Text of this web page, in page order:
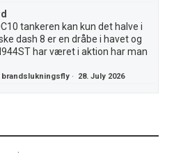
tankeren kan kun det halve i
dash 8 er en dråbe i havet og
har været i aktion har man
· 28. July 2026